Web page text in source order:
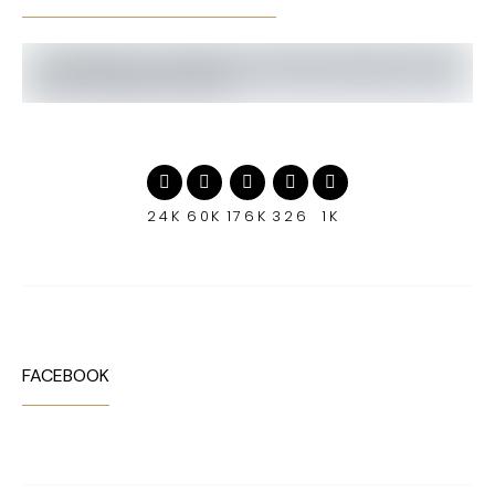
24K 60K 176K 326 1K
FACEBOOK